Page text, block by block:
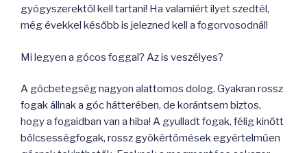
gyógyszerektől kell tartani! Ha valamiért ilyet szedtél,
még évekkel később is jelezned kell a fogorvosodnál!
Mi legyen a gócos foggal? Az is veszélyes?
A gócbetegség nagyon alattomos dolog. Gyakran rossz
fogak állnak a góc hátterében, de korántsem biztos,
hogy a fogaidban van a hiba! A gyulladt fogak, félig kinőtt
bölcsességfogak, rossz gyökértömések egyértelműen